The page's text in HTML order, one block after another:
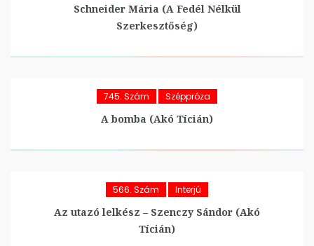
Schneider Mária (A Fedél Nélkül
Szerkesztőség)
745. Szám Széppróza
A bomba (Akó Tícián)
566. Szám Interjú
Az utazó lelkész – Szenczy Sándor (Akó
Tícián)